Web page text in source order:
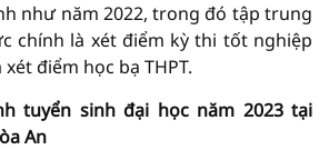
như năm 2022, trong đó tập trung
chính là xét điểm kỳ thi tốt nghiệp
xét điểm học bạ THPT.
tuyển sinh đại học năm 2023 tại
An